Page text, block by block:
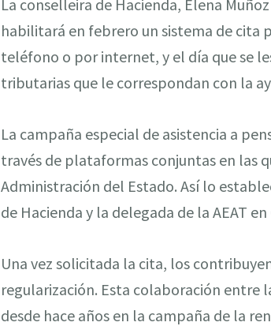
La conselleira de Hacienda, Elena
habilitará en febrero un sistema de cita
teléfono o por internet, y el día que se
tributarias que le correspondan con la
La campaña especial de asistencia a
través de plataformas conjuntas en las
Administración del Estado. Así lo
de Hacienda y la delegada de la AEAT
Una vez solicitada la cita, los
regularización. Esta colaboración entre
desde hace años en la campaña de la